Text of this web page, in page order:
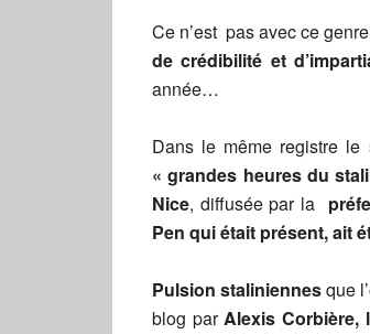
Ce n’est pas avec ce
de crédibilité et
année…
Dans le même registre le
« grandes heures du
Nice, diffusée par la
Pen qui était présent, ait
Pulsion staliniennesque
blog parAlexis Corbière,